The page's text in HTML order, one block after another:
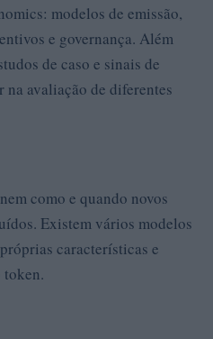
modelos de emissão,
e governança. Além
de caso e sinais de
avaliação de diferentes
como e quando novos
Existem vários modelos
características e